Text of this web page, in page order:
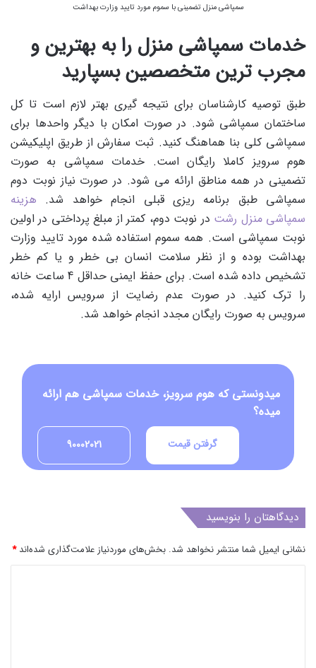
سمپاشی منزل تضمینی با سموم مورد تایید وزارت بهداشت
خدمات سمپاشی منزل را به بهترین و
مجرب ترین متخصصین بسپارید
طبق توصیه کارشناسان برای نتیجه گیری بهتر لازم است تا کل
ساختمان سمپاشی شود. در صورت امکان با دیگر واحدها برای
سمپاشی کلی بنا هماهنگ کنید. ثبت سفارش از طریق اپلیکیشن
هوم سرویز کاملا رایگان است. خدمات سمپاشی به صورت
تضمینی در همه مناطق ارائه می شود. در صورت نیاز نوبت دوم
سمپاشی طبق برنامه ریزی قبلی انجام خواهد شد. هزینه
سمپاشی منزل رشت در نوبت دوم، کمتر از مبلغ پرداختی در اولین
نوبت سمپاشی است. همه سموم استفاده شده مورد تایید وزارت
بهداشت بوده و از نظر سلامت انسان بی خطر و یا کم خطر
تشخیص داده شده است. برای حفظ ایمنی حداقل 4 ساعت خانه
را ترک کنید. در صورت عدم رضایت از سرویس ارایه شده،
سرویس به صورت رایگان مجدد انجام خواهد شد.​
میدونستی که هوم سرویز، خدمات سمپاشی هم ارائه
میده؟
90002021 گرفتن قیمت
دیدگاهتان را بنویسید
نشانی ایمیل شما منتشر نخواهد شد. بخش‌های موردنیاز علامت‌گذاری شده‌اند*